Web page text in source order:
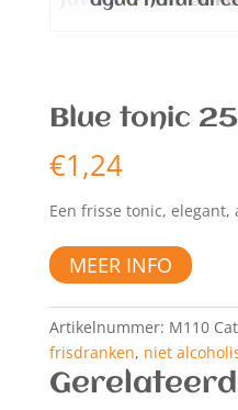
dranken/ Blue tonic
Blue tonic
€1,24
Een frisse tonic, elegant,
MEER INFO
Artikelnummer: M110
frisdranken, niet